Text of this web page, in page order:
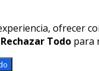
ofrecer
Rechazar Todo para